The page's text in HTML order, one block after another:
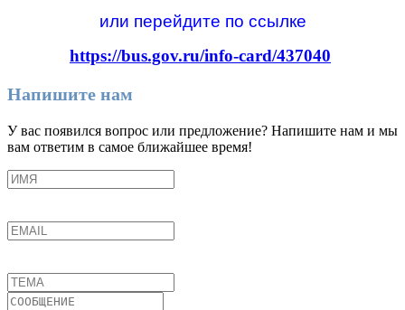
или перейдите по ссылке
https://bus.gov.ru/info-card/437040
Напишите нам
У вас появился вопрос или предложение? Напишите нам и мы
вам ответим в самое ближайшее время!